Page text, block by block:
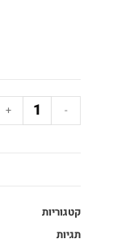
-
+
קטגוריות
תגיות